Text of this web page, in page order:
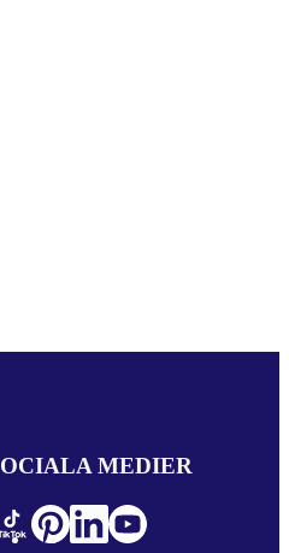
MEDIER